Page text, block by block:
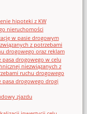
hipoteki z KW
nieruchomości
w pasie drogowym
z potrzebami
drogowego oraz reklam
pasa drogowego w celu
niezwiązanych z
ruchu drogowego
pasa drogowego drogi
zjazdu